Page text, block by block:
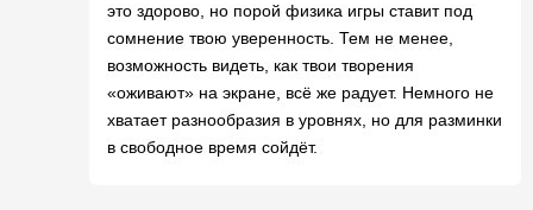
это здорово, но порой физика игры ставит под
сомнение твою уверенность. Тем не менее,
возможность видеть, как твои творения
«оживают» на экране, всё же радует. Немного не
хватает разнообразия в уровнях, но для разминки
в свободное время сойдёт.